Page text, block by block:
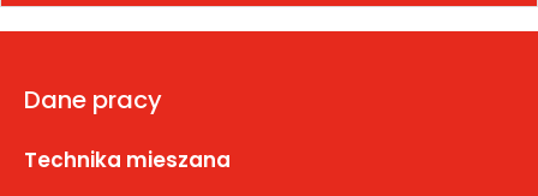
Dane pracy
Technika mieszana